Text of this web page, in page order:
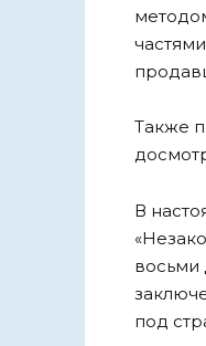
Также
В
восьми
под